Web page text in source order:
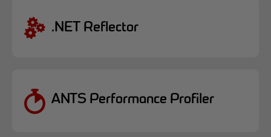
.NET Reflector
ANTS Performance Profiler